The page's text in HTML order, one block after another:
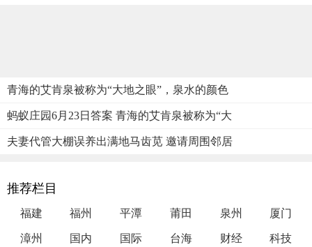
青海的艾肯泉被称为“大地之眼”，泉水的颜色
蚂蚁庄园6月23日答案 青海的艾肯泉被称为“大
夫妻代管大棚误养出满地马齿苋 邀请周围邻居
推荐栏目
福建 福州 平潭 莆田 泉州 厦门
漳州 国内 国际 台海 财经 科技